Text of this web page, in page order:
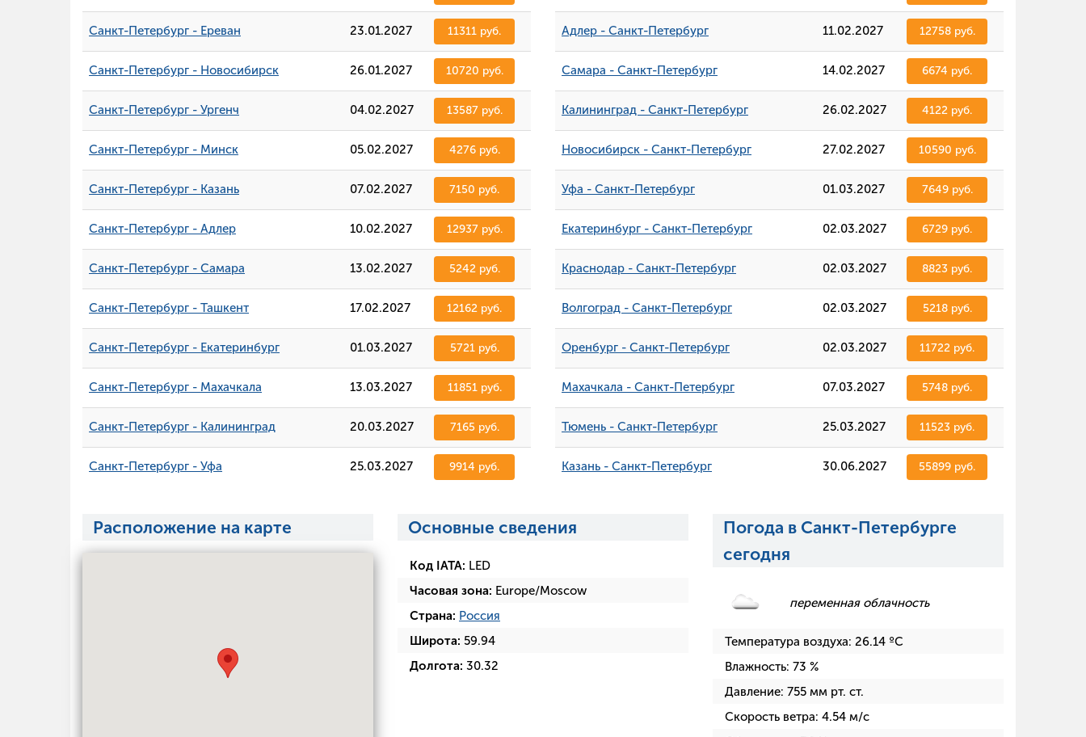
Санкт-Петербург - Ереван 23.01.2027 11311 руб.
Санкт-Петербург - Новосибирск 26.01.2027 10720 руб.
Санкт-Петербург - Ургенч 04.02.2027 13587 руб.
Санкт-Петербург - Минск 05.02.2027 4276 руб.
Санкт-Петербург - Казань 07.02.2027 7150 руб.
Санкт-Петербург - Адлер 10.02.2027 12937 руб.
Санкт-Петербург - Самара 13.02.2027 5242 руб.
Санкт-Петербург - Ташкент 17.02.2027 12162 руб.
Санкт-Петербург - Екатеринбург 01.03.2027 5721 руб.
Санкт-Петербург - Махачкала 13.03.2027 11851 руб.
Санкт-Петербург - Калининград 20.03.2027 7165 руб.
Санкт-Петербург - Уфа 25.03.2027 9914 руб.
Адлер - Санкт-Петербург 11.02.2027 12758 руб.
Самара - Санкт-Петербург 14.02.2027 6674 руб.
Калининград - Санкт-Петербург 26.02.2027 4122 руб.
Новосибирск - Санкт-Петербург 27.02.2027 10590 руб.
Уфа - Санкт-Петербург 01.03.2027 7649 руб.
Екатеринбург - Санкт-Петербург 02.03.2027 6729 руб.
Краснодар - Санкт-Петербург 02.03.2027 8823 руб.
Волгоград - Санкт-Петербург 02.03.2027 5218 руб.
Оренбург - Санкт-Петербург 02.03.2027 11722 руб.
Махачкала - Санкт-Петербург 07.03.2027 5748 руб.
Тюмень - Санкт-Петербург 25.03.2027 11523 руб.
Казань - Санкт-Петербург 30.06.2027 55899 руб.
Расположение на карте Основные сведения
Код IATA: LED
Часовая зона: Europe/Moscow
Страна: Россия
Широта: 59.94
Долгота: 30.32
Погода в Санкт-Петербурге
сегодня
переменная облачность
Температура воздуха: 26.14 ºC
Влажность: 73 %
Давление: 755 мм рт. ст.
Скорость ветра: 4.54 м/с